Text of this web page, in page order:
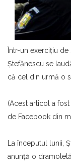
Într-un exerciţiu
Ştefănescu se
că cel din urmă o
(Acest articol a
de Facebook din
La începutul lunii,
anunţă o